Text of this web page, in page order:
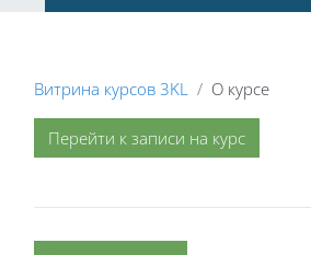
Витрина курсов 3KL О курсе
Перейти к записи на курс